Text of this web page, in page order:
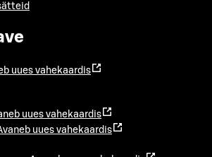
uues vahekaardis
uues vahekaardis
uues vahekaardis